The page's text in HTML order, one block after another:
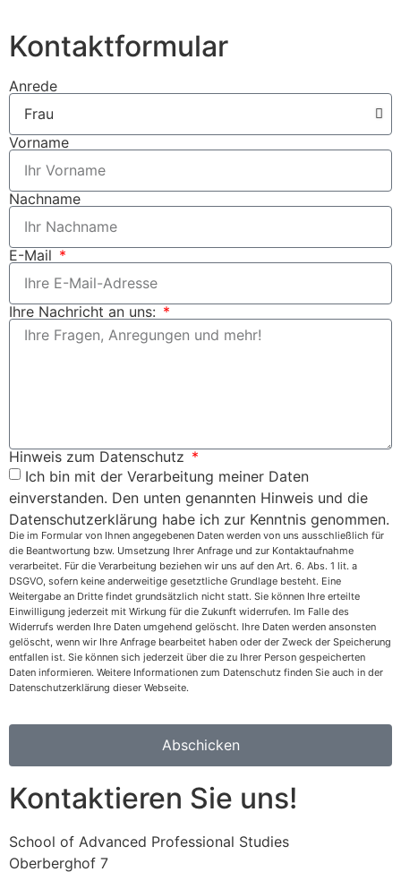
Kontaktformular
Anrede
Vorname
Nachname
E-Mail
Ihre Nachricht an uns:
Hinweis zum Datenschutz
Ich bin mit der Verarbeitung meiner Daten
einverstanden. Den unten genannten Hinweis und die
Datenschutzerklärung habe ich zur Kenntnis genommen.
Die im Formular von Ihnen angegebenen Daten werden von uns ausschließlich für
die Beantwortung bzw. Umsetzung Ihrer Anfrage und zur Kontaktaufnahme
verarbeitet. Für die Verarbeitung beziehen wir uns auf den Art. 6. Abs. 1 lit. a
DSGVO, sofern keine anderweitige gesetztliche Grundlage besteht. Eine
Weitergabe an Dritte findet grundsätzlich nicht statt. Sie können Ihre erteilte
Einwilligung jederzeit mit Wirkung für die Zukunft widerrufen. Im Falle des
Widerrufs werden Ihre Daten umgehend gelöscht. Ihre Daten werden ansonsten
gelöscht, wenn wir Ihre Anfrage bearbeitet haben oder der Zweck der Speicherung
entfallen ist. Sie können sich jederzeit über die zu Ihrer Person gespeicherten
Daten informieren. Weitere Informationen zum Datenschutz finden Sie auch in der
Datenschutzerklärung dieser Webseite.
Abschicken
Kontaktieren Sie uns!
School of Advanced Professional Studies
Oberberghof 7